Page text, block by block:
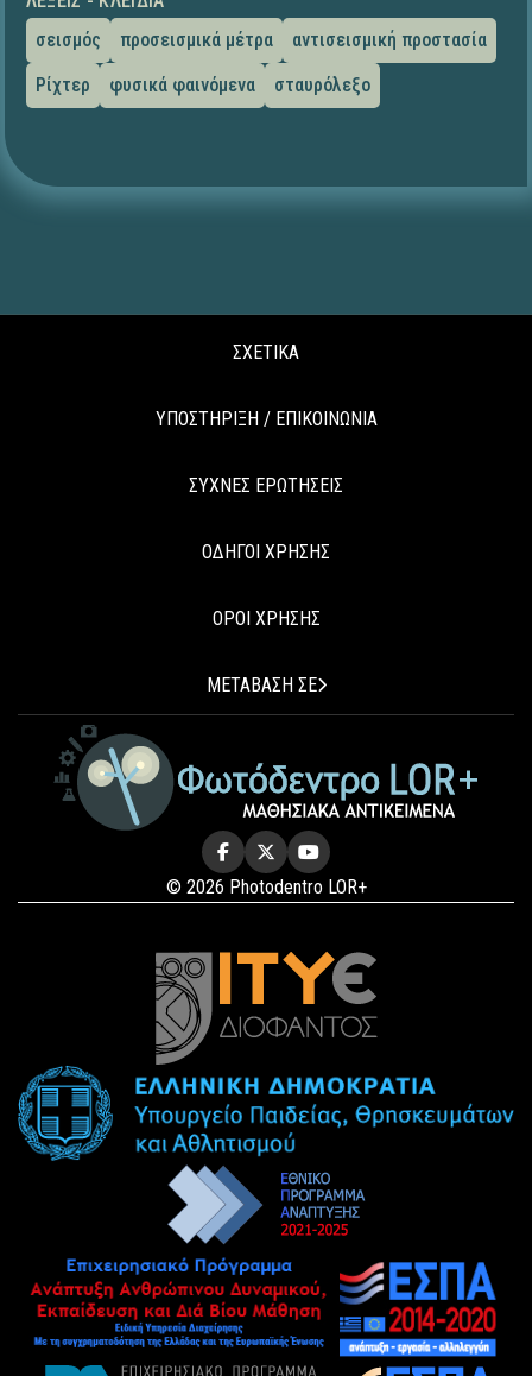
σεισμός
προσεισμικά μέτρα
αντισεισμική προστασία
Ρίχτερ
φυσικά φαινόμενα σταυρόλεξο
ΣΧΕΤΙΚΑ
ΥΠΟΣΤΗΡΙΞΗ / ΕΠΙΚΟΙΝΩΝΙΑ
ΣΥΧΝΕΣ ΕΡΩΤΗΣΕΙΣ
ΟΔΗΓΟΙ ΧΡΗΣΗΣ
ΟΡΟΙ ΧΡΗΣΗΣ
ΜΕΤΑΒΑΣΗ ΣΕ
© 2026 Photodentro LOR+